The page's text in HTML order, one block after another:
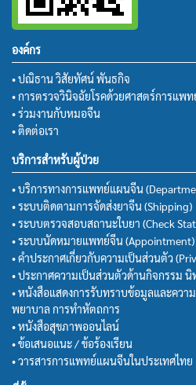
องค์กร
• ปณิธาน วิสัยทัศน์ พันธกิจ
• การตรวจวินิจฉัยโรคด้วยศาสตร์การแพ
• ร่วมงานกับหมอจีน
• ติดต่อเรา
บริการสำหรับผู้ป่วย
• บริการทางการแพทย์แผนจีน
• ระบบติดตามการจัดส่งยาจีน (Shipping)
• ระบบตรวจสอบสถานะใบยา (Check
• ระบบนัดหมายแพทย์จีน (Appointment)
• คำประกาศเกี่ยวกับความเป็นส่วนตัว
• ประกาศความเป็นส่วนตัวด้านกิจกรรม นิ
• หนังสือแสดงการรับทราบข้อมูลและควา
พยาบาล การทำหัตถการ
• หนังสือสุขภาพออนไลน์
• ข้อเสนอแนะ / ข้อร้องเรียน
• วารสารการแพทย์แผนจีนในประเทศไทย